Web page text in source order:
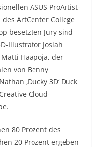
ASUS ProArtist-
ArtCenter College
besetzten Jury sind
Illustrator Josiah
Matti Haapoja, der
von Benny
‚Ducky 3D‘ Duck
Cloud-
80 Prozent des
20 Prozent ergeben